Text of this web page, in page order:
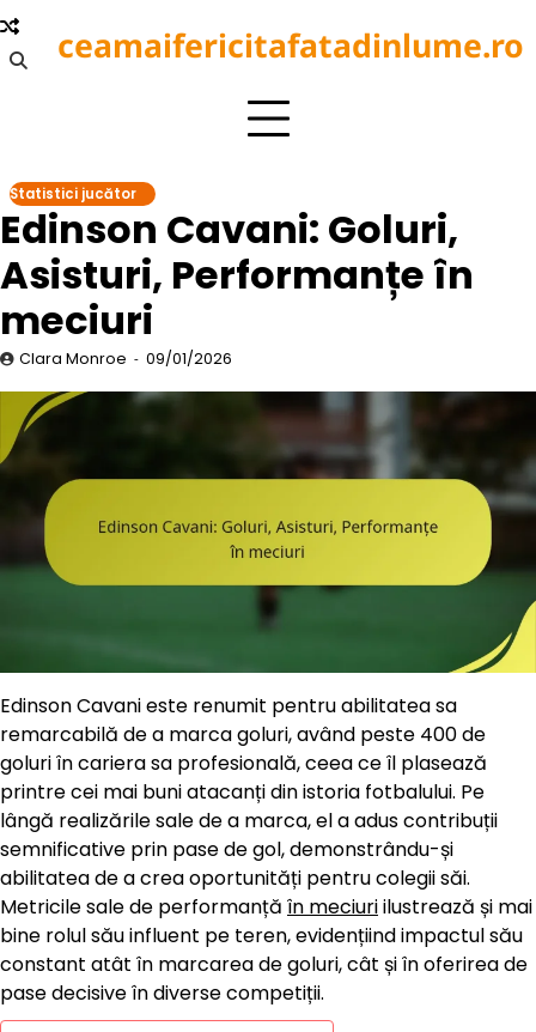
Skip
to
content
ceamaifericitafatadinlume.ro
Statistici jucător
Edinson Cavani: Goluri,
Asisturi, Performanțe în
meciuri
Clara Monroe 09/01/2026
Edinson Cavani este renumit pentru abilitatea sa
remarcabilă de a marca goluri, având peste 400 de
goluri în cariera sa profesională, ceea ce îl plasează
printre cei mai buni atacanți din istoria fotbalului. Pe
lângă realizările sale de a marca, el a adus contribuții
semnificative prin pase de gol, demonstrându-și
abilitatea de a crea oportunități pentru colegii săi.
Metricile sale de performanță în meciuriilustrează și mai
bine rolul său influent pe teren, evidențiind impactul său
constant atât în marcarea de goluri, cât și în oferirea de
pase decisive în diverse competiții.